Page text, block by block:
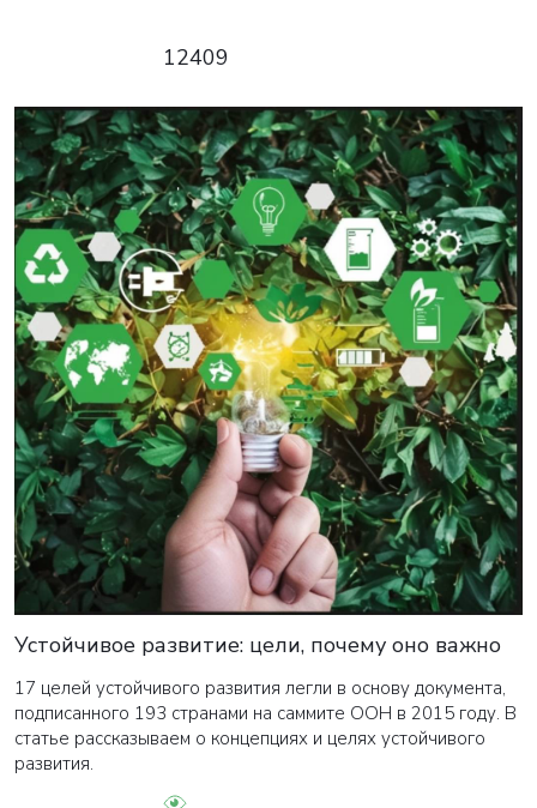
12409
Устойчивое развитие: цели, почему оно важно
17 целей устойчивого развития легли в основу документа,
подписанного 193 странами на саммите ООН в 2015 году. В
статье рассказываем о концепциях и целях устойчивого
развития.